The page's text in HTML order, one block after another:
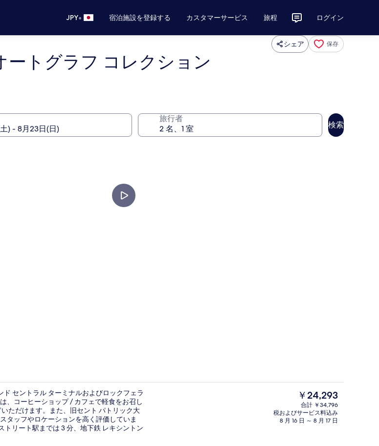
JPY• 宿泊施設を登録する カスタマーサービス 旅程 ログイン
シェア 保存
トグラフ コレクション
旅行者
検索
外観 フロント
セントラル ターミナルおよびロックフェラ
、コーヒーショップ / カフェで軽食をお召し
ただけます。また、旧セント パトリック大
タッフやロケーションを高く評価していま
リート駅までは 3 分、地下鉄 レキシントン
現
在
の
料
￥24,293
合計 ￥34,796
税およびサービス料込み
8 月 16 日 ～ 8 月 17 日